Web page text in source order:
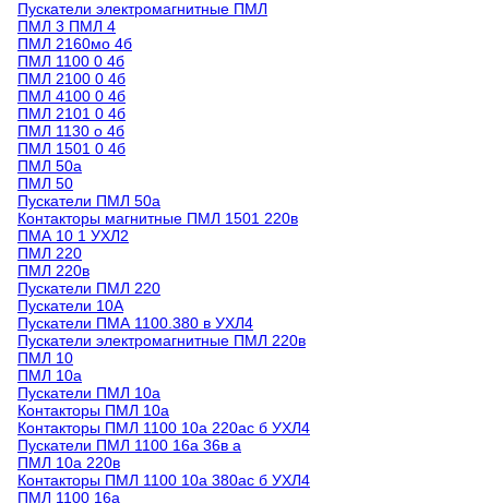
Пускатели электромагнитные ПМЛ
ПМЛ 3 ПМЛ 4
ПМЛ 2160мо 4б
ПМЛ 1100 0 4б
ПМЛ 2100 0 4б
ПМЛ 4100 0 4б
ПМЛ 2101 0 4б
ПМЛ 1130 о 4б
ПМЛ 1501 0 4б
ПМЛ 50а
ПМЛ 50
Пускатели ПМЛ 50а
Контакторы магнитные ПМЛ 1501 220в
ПМА 10 1 УХЛ2
ПМЛ 220
ПМЛ 220в
Пускатели ПМЛ 220
Пускатели 10А
Пускатели ПМА 1100.380 в УХЛ4
Пускатели электромагнитные ПМЛ 220в
ПМЛ 10
ПМЛ 10а
Пускатели ПМЛ 10а
Контакторы ПМЛ 10а
Контакторы ПМЛ 1100 10а 220ас б УХЛ4
Пускатели ПМЛ 1100 16а 36в а
ПМЛ 10а 220в
Контакторы ПМЛ 1100 10а 380ac б УХЛ4
ПМЛ 1100 16а